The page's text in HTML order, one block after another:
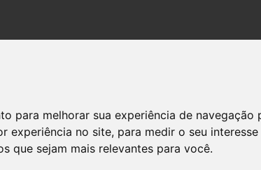
para melhorar sua experiência de navegação
experiência no site, para medir o seu
que sejam mais relevantes para você.
Ch Trat200ml+Ch Prot200ml